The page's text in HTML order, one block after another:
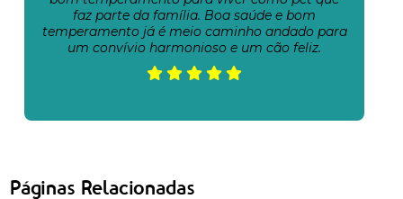
faz parte da família. Boa saúde e bom
temperamento já é meio caminho andado para
um convívio harmonioso e um cão feliz.
Páginas Relacionadas